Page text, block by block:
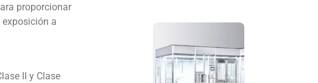
proporcionar
a
II y Clase